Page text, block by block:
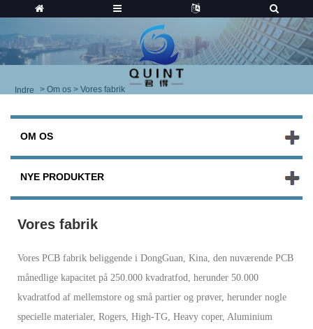
Indre > Om os > Vores fabrik
OM OS
NYE PRODUKTER
Vores fabrik
Vores PCB fabrik beliggende i DongGuan, Kina, den nuværende PCB
månedlige kapacitet på 250.000 kvadratfod, herunder 50.000
kvadratfod af mellemstore og små partier og prøver, herunder nogle
specielle materialer, Rogers, High-TG, Heavy coper, Aluminium